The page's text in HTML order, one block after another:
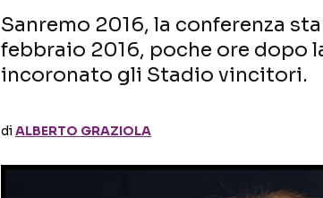
Sanremo 2016, la conferenza
febbraio 2016, poche ore dopo
incoronato gli Stadio vincitori.
diALBERTO GRAZIOLA